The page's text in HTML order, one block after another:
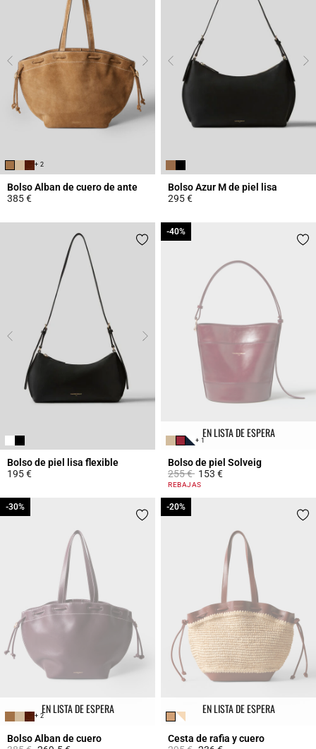
+ 2
Bolso Alban de cuero de ante
385 €
Bolso Azur M de piel lisa
295 €
Bolso de piel lisa flexible
195 €
EN LISTA DE ESPERA
+ 1
Bolso de piel Solveig
Price reduced from
255 €to
-40%
153 €
5 out of 5 Customer Rating
REBAJAS
-40%
EN LISTA DE ESPERA
+ 2
Bolso Alban de cuero
-30%
-30%
EN LISTA DE ESPERA
Cesta de rafia y cuero
-20%
-20%